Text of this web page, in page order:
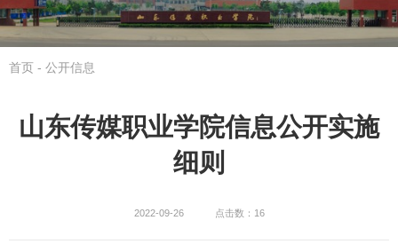
首页 - 公开信息
山东传媒职业学院信息公开实施
细则
2022-09-26 点击数：16